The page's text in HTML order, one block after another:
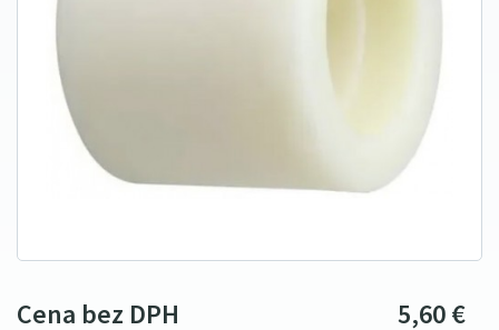
Cena bez DPH 5 60€